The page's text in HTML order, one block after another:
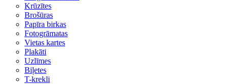
Krūzītes
Brošūras
Papīra birkas
Fotogrāmatas
Vietas kartes
Plakāti
Uzlīmes
Biļetes
T-krekli